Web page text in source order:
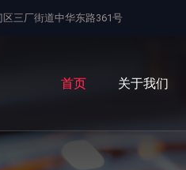
三厂街道中华东路361号
首页 关于我们